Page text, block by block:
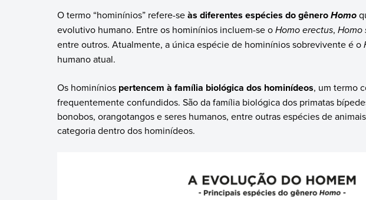
O termo “hominínios” refere-seàs diferentes espécies do gênero Homo
evolutivo humano. Entre os hominínios incluem-se oHomo erectus, Homo
entre outros. Atualmente, a única espécie de hominínios sobrevivente é o
humano atual.
Os hominínios pertencem à família biológica dos hominídeos, um termo
frequentemente confundidos. São da família biológica dos primatas
bonobos, orangotangos e seres humanos, entre outras espécies de
categoria dentro dos hominídeos.